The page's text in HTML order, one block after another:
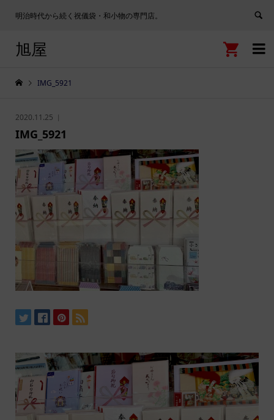
明治時代から続く祝儀袋・和小物の専門店。

旭屋 
IMG_5921
2020.11.25
IMG_5921